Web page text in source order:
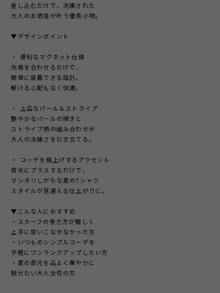
差し込むだけで、洗練された
大人のお洒落が叶う優秀小物。
▼デザインポイント
・ 便利なマグネット仕様
先端を合わせるだけで、
簡単に装着できる設計。
解ける心配もなく快適。
・ 上品なパール＆ストライプ
艶やかなパールの輝きと
ストライプ柄の組み合わせが
大人の洗練さを引き立てる。
・ コーデを格上げするアクセント
首元にプラスするだけで、
マンネリしがちな夏のTシャツ
スタイルが見違える仕上がりに。
▼こんな人におすすめ
・スカーフの巻き方が難しく
上手に使いこなせなかった方
・いつものシンプルコーデを
手軽にワンランクアップしたい方
・夏の首元を品よく華やかに
魅せたい大人女性の方